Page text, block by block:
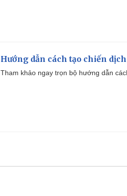
Hướng dẫn cách tạo chiến
Tham khảo ngay trọn bộ hướng dẫn